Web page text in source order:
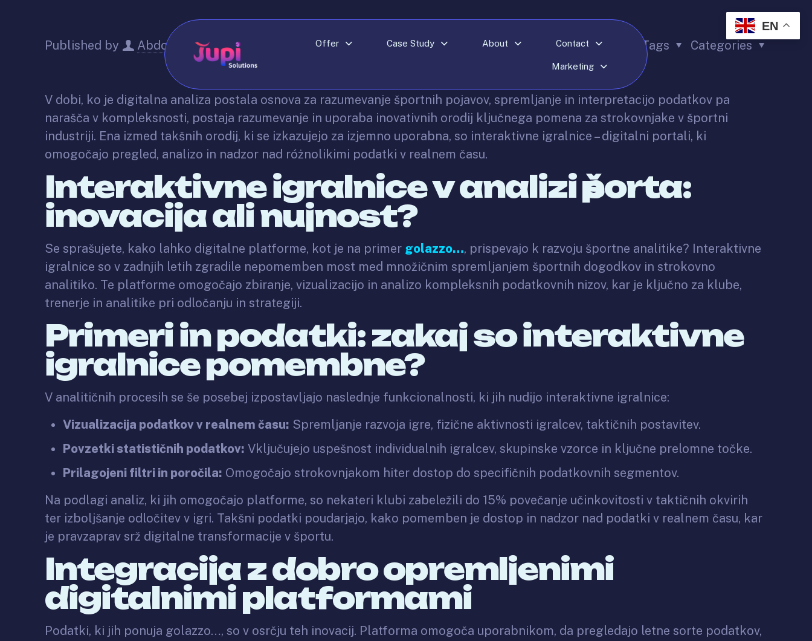
Offer Case Study About Contact
Marketing
Published by Abdo May 22, 2025 Categories
Tags
V dobi, ko je digitalna analiza postala osnova za razumevanje športnih pojavov, spremljanje in interpretacijo podatkov pa
narašča v kompleksnosti, postaja razumevanje in uporaba inovativnih orodij ključnega pomena za strokovnjake v športni
industriji. Ena izmed takšnih orodij, ki se izkazujejo za izjemno uporabna, so interaktivne igralnice – digitalni portali, ki
omogočajo pregled, analizo in nadzor nad różnolikimi podatki v realnem času.
Interaktivne igralnice v analizi športa:
inovacija ali nujnost?
Se sprašujete, kako lahko digitalne platforme, kot je na primer golazzo…, prispevajo k razvoju športne analitike? Interaktivne
igralnice so v zadnjih letih zgradile nepomemben most med množičnim spremljanjem športnih dogodkov in strokovno
analitiko. Te platforme omogočajo zbiranje, vizualizacijo in analizo kompleksnih podatkovnih nizov, kar je ključno za klube,
trenerje in analitike pri odločanju in strategiji.
Primeri in podatki: zakaj so interaktivne
igralnice pomembne?
V analitičnih procesih se še posebej izpostavljajo naslednje funkcionalnosti, ki jih nudijo interaktivne igralnice:
Vizualizacija podatkov v realnem času: Spremljanje razvoja igre, fizične aktivnosti igralcev, taktičnih postavitev.
Povzetki statističnih podatkov: Vključujejo uspešnost individualnih igralcev, skupinske vzorce in ključne prelomne točke.
Prilagojeni filtri in poročila: Omogočajo strokovnjakom hiter dostop do specifičnih podatkovnih segmentov.
Na podlagi analiz, ki jih omogočajo platforme, so nekateri klubi zabeležili do 15% povečanje učinkovitosti v taktičnih okvirih
ter izboljšanje odločitev v igri. Takšni podatki poudarjajo, kako pomemben je dostop in nadzor nad podatki v realnem času, kar
je pravzaprav srž digitalne transformacije v športu.
Integracija z dobro opremljenimi
digitalnimi platformami
Podatki, ki jih ponuja golazzo…, so v osrčju teh inovacij. Platforma omogoča uporabnikom, da pregledajo letne sorte podatkov,
EN